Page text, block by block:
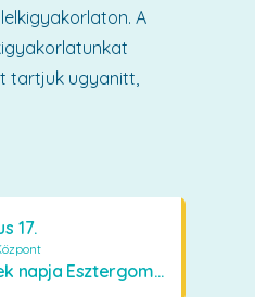
17.
Közösségek napja Esztergomban
A
tartjuk ugyanitt,